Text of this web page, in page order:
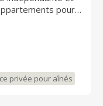
pour
privée pour aînés